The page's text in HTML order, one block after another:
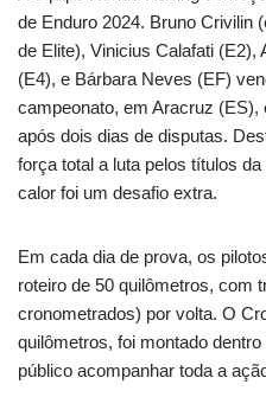
de Enduro 2024. Bruno Crivilin
de Elite), Vinicius Calafati (E2),
(E4), e Bárbara Neves (EF)
campeonato, em Aracruz (ES),
após dois dias de disputas.
força total a luta pelos títulos
calor foi um desafio extra.
Em cada dia de prova, os
roteiro de 50 quilômetros, com
cronometrados) por volta. O
quilômetros, foi montado
público acompanhar toda a